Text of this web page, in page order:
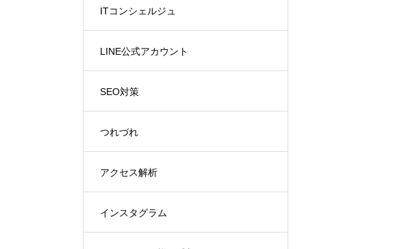
ITコンシェルジュ
LINE公式アカウント
SEO対策
つれづれ
アクセス解析
インスタグラム